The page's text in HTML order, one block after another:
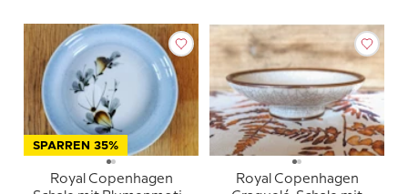
SPARREN 35%
Royal Copenhagen
Royal Copenhagen